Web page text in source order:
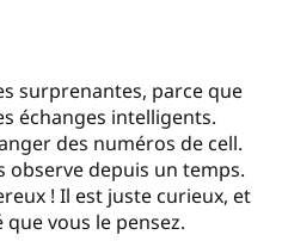
surprenantes, parce que
échanges intelligents.
des numéros de cell.
observe depuis un temps.
! Il est juste curieux, et
vous le pensez.